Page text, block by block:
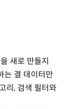
새로 만들지
는 결 데이터만
리, 검색 필터와